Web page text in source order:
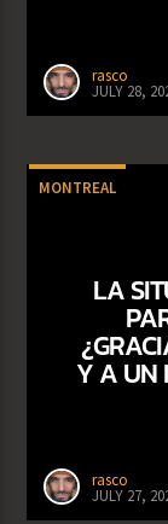
rasco
JULY 28,
MONTREAL
LA
Y A UN
rasco
JULY 27,